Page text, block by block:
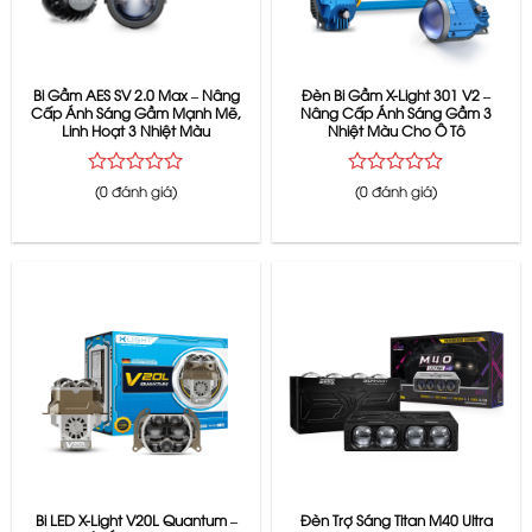
Bi Gầm AES SV 2.0 Max – Nâng
Cấp Ánh Sáng Gầm Mạnh Mẽ,
Linh Hoạt 3 Nhiệt Màu
Được
0
(0 đánh giá)
Đèn Bi Gầm X-Light 301 V2 –
Nâng Cấp Ánh Sáng Gầm 3
Nhiệt Màu Cho Ô Tô
Được
0
(0 đánh giá)
Bi LED X-Light V20L Quantum –
Đèn Trợ Sáng Titan M40 Ultra